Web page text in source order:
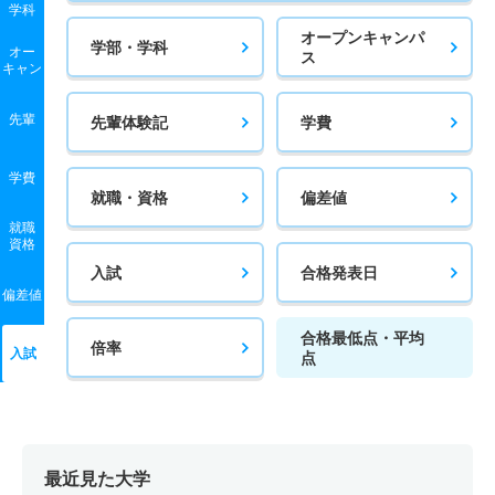
学科
オー
キャン
先輩
学費
就職
資格
偏差値
入試
学部・学科
オープンキャンパ
ス
先輩体験記 学費
就職・資格 偏差値
入試 合格発表日
倍率
合格最低点・平均
点
最近見た大学